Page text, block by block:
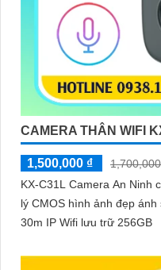
CAMERA THÂN WIFI
1,500,000 ₫
KX-C31L Camera An Ninh
lý CMOS hình ảnh đẹp
30m IP Wifi lưu trữ 256GB